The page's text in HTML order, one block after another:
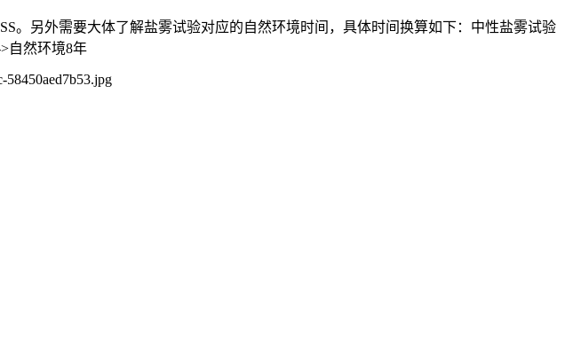
。另外需要大体了解盐雾试验对应的自然环境时间，具体时间换算如下：中性盐雾试验
自然环境8年